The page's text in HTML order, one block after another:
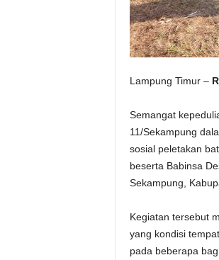
Lampung Timur –
Semangat
11/Sekampung
sosial peletakan
beserta Babinsa
Sekampung,
Kegiatan tersebut
yang kondisi
pada beberapa